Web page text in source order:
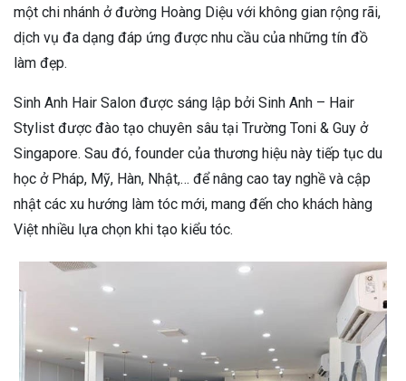
một chi nhánh ở đường Hoàng Diệu với không gian rộng rãi,
dịch vụ đa dạng đáp ứng được nhu cầu của những tín đồ
làm đẹp.
Sinh Anh Hair Salon được sáng lập bởi Sinh Anh – Hair
Stylist được đào tạo chuyên sâu tại Trường Toni & Guy ở
Singapore. Sau đó, founder của thương hiệu này tiếp tục du
học ở Pháp, Mỹ, Hàn, Nhật,… để nâng cao tay nghề và cập
nhật các xu hướng làm tóc mới, mang đến cho khách hàng
Việt nhiều lựa chọn khi tạo kiểu tóc.